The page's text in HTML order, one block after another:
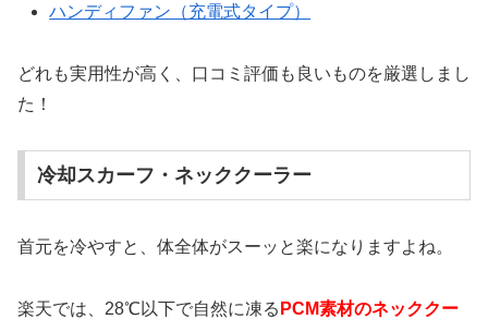
ハンディファン（充電式タイプ）
どれも実用性が高く、口コミ評価も良いものを厳選しまし
た！
冷却スカーフ・ネッククーラー
首元を冷やすと、体全体がスーッと楽になりますよね。
楽天では、28℃以下で自然に凍る PCM素材のネッククー